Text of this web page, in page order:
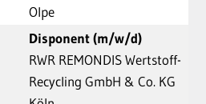
Olpe
Disponent (m/w/d)
RWR REMONDIS Wertstoff-
Recycling GmbH & Co. KG